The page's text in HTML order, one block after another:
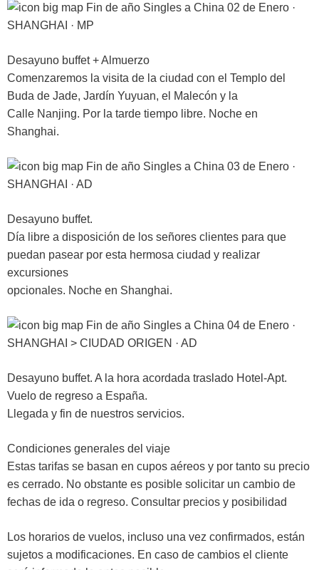
02 de Enero ·
SHANGHAI · MP
Desayuno buffet + Almuerzo
Comenzaremos la visita de la ciudad con el Templo del
Buda de Jade, Jardín Yuyuan, el Malecón y la
Calle Nanjing. Por la tarde tiempo libre. Noche en
Shanghai.
03 de Enero ·
SHANGHAI · AD
Desayuno buffet.
Día libre a disposición de los señores clientes para que
puedan pasear por esta hermosa ciudad y realizar
excursiones
opcionales. Noche en Shanghai.
04 de Enero ·
SHANGHAI > CIUDAD ORIGEN · AD
Desayuno buffet. A la hora acordada traslado Hotel-Apt.
Vuelo de regreso a España.
Llegada y fin de nuestros servicios.
Condiciones generales del viaje
Estas tarifas se basan en cupos aéreos y por tanto su precio
es cerrado. No obstante es posible solicitar un cambio de
fechas de ida o regreso. Consultar precios y posibilidad
Los horarios de vuelos, incluso una vez confirmados, están
sujetos a modificaciones. En caso de cambios el cliente